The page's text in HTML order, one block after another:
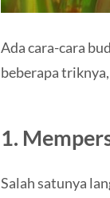
Ada cara-cara
beberapa
1.
Salah satunya